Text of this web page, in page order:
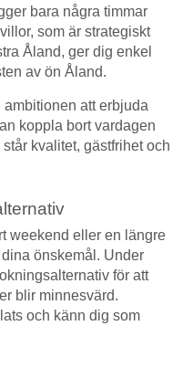
bara några timmar
som är strategiskt
Åland, ger dig enkel
av ön Åland.
att erbjuda
koppla bort vardagen
kvalitet, gästfrihet och
weekend eller en längre
önskemål. Under
för att
blir minnesvärd.
och känn dig som